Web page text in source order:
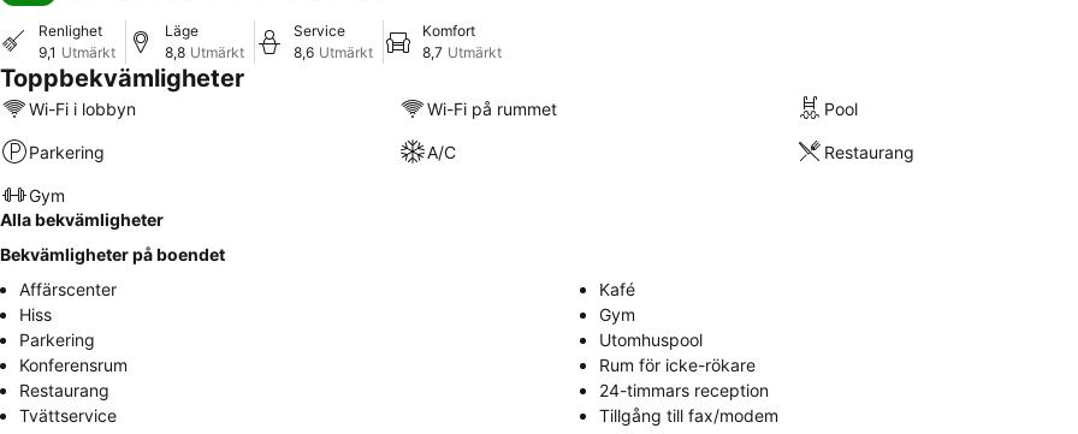
Renlighet
9,1 Utmärkt
Läge
8,8 Utmärkt
Service
8,6 Utmärkt
Komfort
8,7 Utmärkt
Toppbekvämligheter
Wi-Fi i lobbyn Wi-Fi på rummet Pool
Parkering A/C Restaurang
Gym
Alla bekvämligheter
Bekvämligheter på boendet
Affärscenter
Kafé
Hiss
Gym
Parkering
Utomhuspool
Konferensrum
Rum för icke-rökare
Restaurang
24-timmars reception
Tvättservice
Tillgång till fax/modem